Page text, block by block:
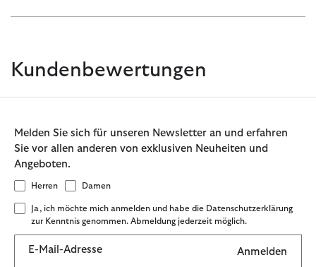
Kundenbewertungen
Melden Sie sich für unseren Newsletter an und erfahren
Sie vor allen anderen von exklusiven Neuheiten und
Angeboten.
Herren Damen
Ja, ich möchte mich anmelden und habe die Datenschutzerklärung
zur Kenntnis genommen. Abmeldung jederzeit möglich.
E-Mail-Adresse Anmelden